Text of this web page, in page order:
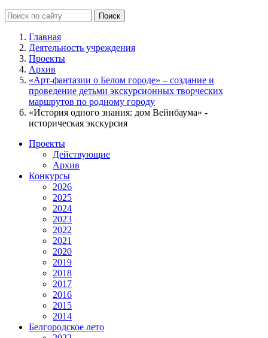
Главная
Деятельность учреждения
Проекты
Архив
«Арт-фантазии о Белом городе» – создание и
проведение детьми экскурсионных творческих
маршрутов по родному городу
«История одного знания: дом Вейнбаума» -
историческая экскурсия
Проекты
Действующие
Архив
Конкурсы
2026
2025
2024
2023
2022
2021
2020
2019
2018
2017
2016
2015
2014
Белгородское лето